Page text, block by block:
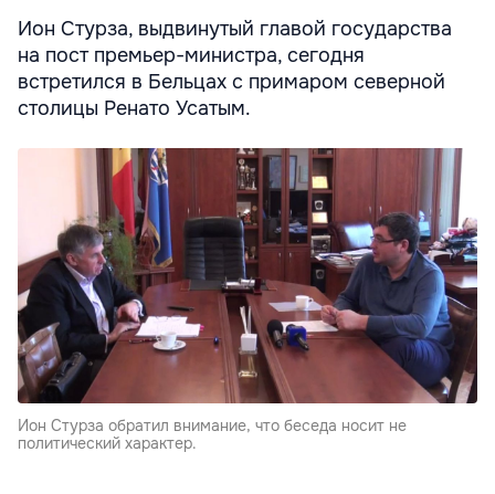
Ион Стурза, выдвинутый главой государства
на пост премьер-министра, сегодня
встретился в Бельцах с примаром северной
столицы Ренато Усатым.
Ион Стурза обратил внимание, что беседа носит не
политический характер.